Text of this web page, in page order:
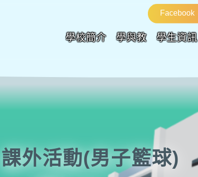
Facebook
學校簡介 學與教 學生資訊
課外活動(男子籃球)